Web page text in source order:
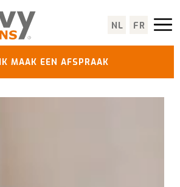
NL FR
IK MAAK EEN AFSPRAAK